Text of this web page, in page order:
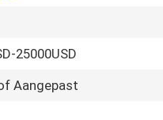
25000USD
Aangepast